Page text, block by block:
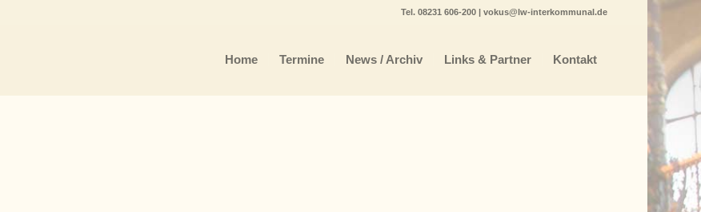
Tel. 08231 606-200 | vokus@lw-interkommunal.de
Home Termine News / Archiv Links & Partner Kontakt